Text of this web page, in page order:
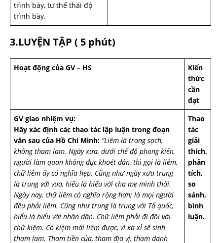
trình bày, tư thế thái độ
trình bày.
3.LUYỆN TẬP ( 5 phút)
Hoạt động của GV – HS
Kiến
thức
cần
đạt
GV giao nhiệm vụ:
Hãy xác định các thao tác lập luận trong đoạn
văn sau của Hồ Chí Minh: “Liêm là trong sạch,
không tham lam. Ngày xưa, dưới chế độ phong kiến,
người làm quan không đục khoét dân, thì gọi là liêm,
chữ liêm ấy có nghĩa hẹp. Cũng như ngày xưa trung
là trung với vua, hiếu là hiếu với cha mẹ mình thôi.
Ngày nay, chữ liêm có nghĩa rộng hơn; là mọi người
đều phải liêm. Cũng như trung là trung với Tổ quốc,
hiếu là hiếu với nhân dân. Chữ liêm phải đi đôi với
chữ kiệm. Có kiệm mới liêm được, vì xa xỉ sẽ sinh
tham lam. Tham tiền của, tham địa vị, tham danh
Thao
tác
giải
thích,
phân
tích,
so
sánh,
bình
luận.